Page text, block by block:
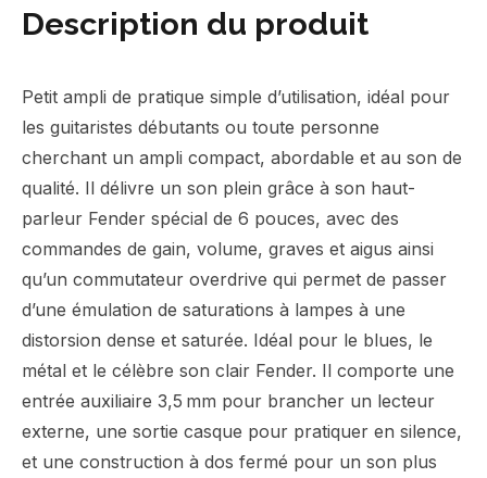
Description du produit
Petit ampli de pratique simple d’utilisation, idéal pour
les guitaristes débutants ou toute personne
cherchant un ampli compact, abordable et au son de
qualité. Il délivre un son plein grâce à son haut-
parleur Fender spécial de 6 pouces, avec des
commandes de gain, volume, graves et aigus ainsi
qu’un commutateur overdrive qui permet de passer
d’une émulation de saturations à lampes à une
distorsion dense et saturée. Idéal pour le blues, le
métal et le célèbre son clair Fender. Il comporte une
entrée auxiliaire 3,5 mm pour brancher un lecteur
externe, une sortie casque pour pratiquer en silence,
et une construction à dos fermé pour un son plus